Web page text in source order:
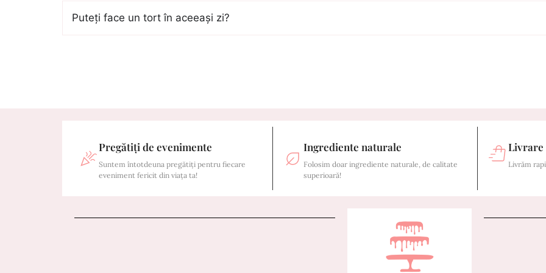
Puteți face un tort în aceeași zi?
Pregătiți de evenimente
Suntem întotdeuna pregătiți pentru fiecare
eveniment fericit din viața ta!
Ingrediente naturale
Folosim doar ingrediente naturale, de calitate
superioară!
Livrare
Livrăm